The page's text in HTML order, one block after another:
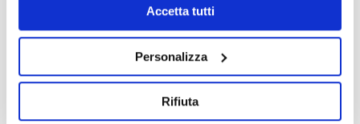
Accetta tutti
Personalizza
Rifiuta
cappella. Per le scuole rappresenta una
meta interessante per gite scolastiche di
uno o più giorni, dove combinare
naturalistico attraverso passeggiate nei